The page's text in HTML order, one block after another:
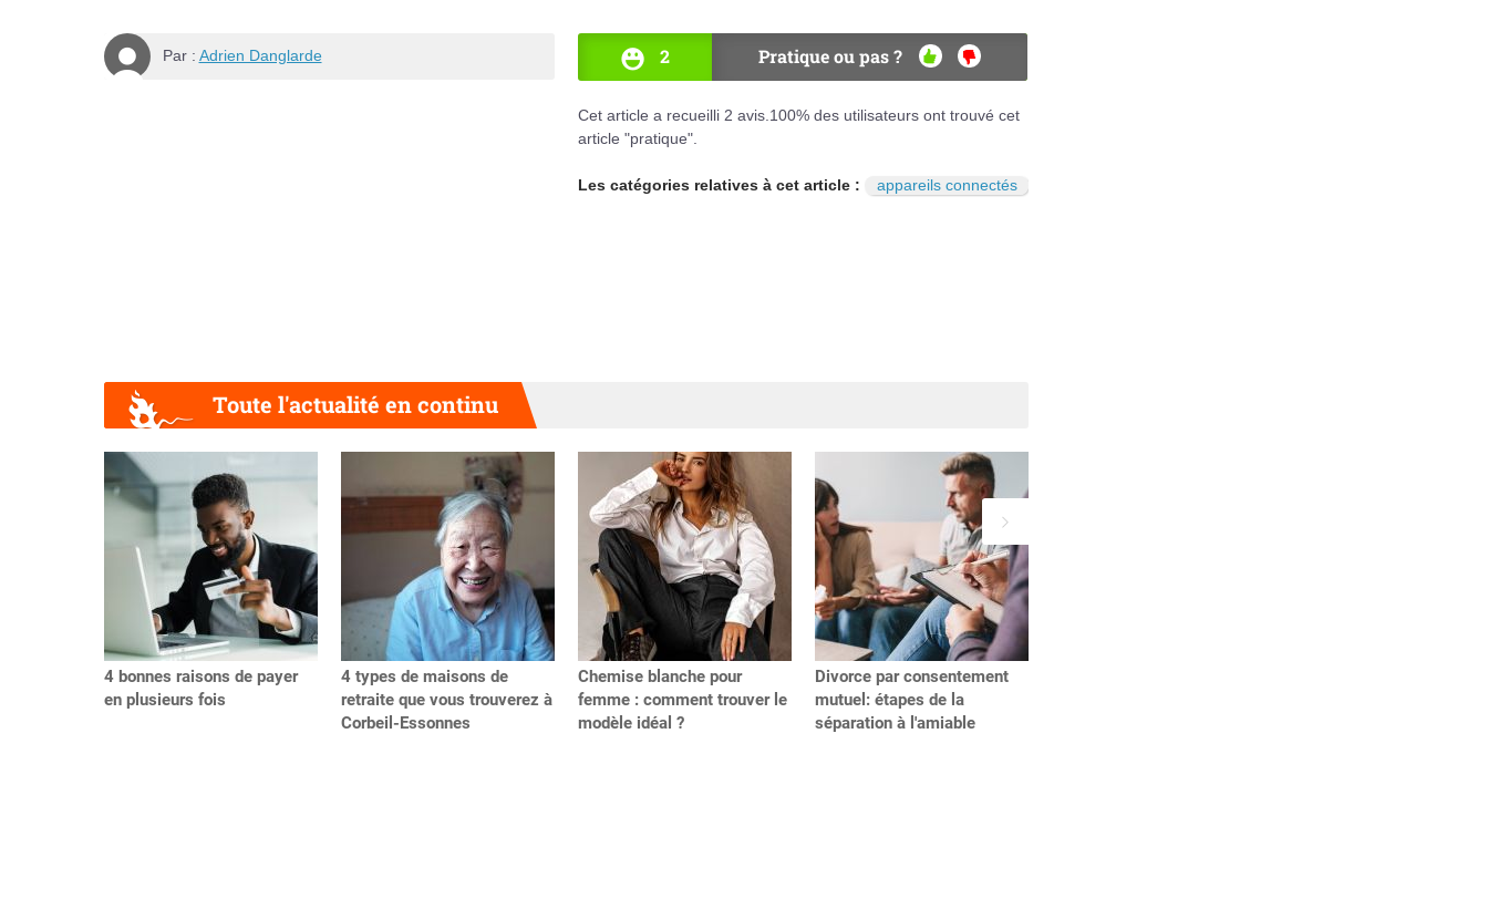
Par : Adrien Danglarde 2 Pratique ou pas ?
OUI NON
Cet article a recueilli 2 avis. 100% des utilisateurs ont trouvé cet
article "pratique".
Les catégories relatives à cet article : appareils connectés
Toute l'actualité en continu
4 bonnes raisons de payer
en plusieurs fois
4 types de maisons de
retraite que vous trouverez à
Corbeil-Essonnes
Chemise blanche pour
femme : comment trouver le
modèle idéal ?
Divorce par consentement
mutuel: étapes de la
séparation à l'amiable
Précédent